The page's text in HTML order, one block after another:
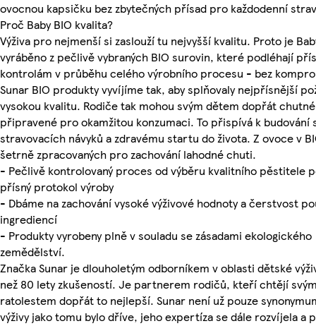
ovocnou kapsičku bez zbytečných přísad pro každodenní
Proč Baby BIO kvalita?
Výživa pro nejmenší si zaslouží tu nejvyšší kvalitu. Proto je
vyráběno z pečlivě vybraných BIO surovin, které podléhají
kontrolám v průběhu celého výrobního procesu - bez
Sunar BIO produkty vyvíjíme tak, aby splňovaly nejpřísnější
vysokou kvalitu. Rodiče tak mohou svým dětem dopřát
připravené pro okamžitou konzumaci. To přispívá k budování
stravovacích návyků a zdravému startu do života. Z ovoce v
šetrně zpracovaných pro zachování lahodné chuti.
- Pečlivě kontrolovaný proces od výběru kvalitního pěstitele
přísný protokol výroby
- Dbáme na zachování vysoké výživové hodnoty a čerstvost
ingrediencí
- Produkty vyrobeny plně v souladu se zásadami ekologického
zemědělství.
Značka Sunar je dlouholetým odborníkem v oblasti dětské
než 80 lety zkušeností. Je partnerem rodičů, kteří chtějí
ratolestem dopřát to nejlepší. Sunar není už pouze
výživy jako tomu bylo dříve, jeho expertíza se dále rozvíjela a